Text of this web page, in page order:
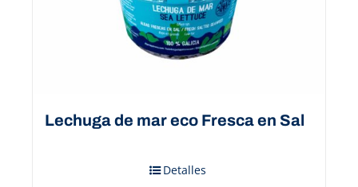
Lechuga de mar eco Fresca en Sal
Detalles